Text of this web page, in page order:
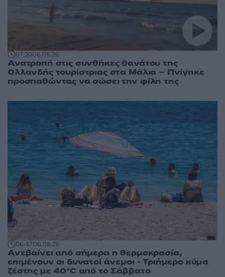
07:2006.08.26
Ανατροπή στις συνθήκες θανάτου της
Ολλανδής τουρίστριας στα Μάλια – Πνίγηκε
προσπαθώντας να σώσει την φίλη της
06:4706.08.26
Ανεβαίνει από σήμερα η θερμοκρασία,
επιμένουν οι δυνατοί άνεμοι - Τριήμερο κύμα
ζέστης με 40°C από το Σάββατο